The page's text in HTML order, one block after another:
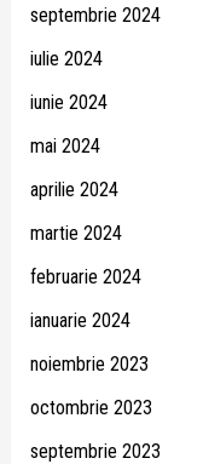
septembrie 2024
iulie 2024
iunie 2024
mai 2024
aprilie 2024
martie 2024
februarie 2024
ianuarie 2024
noiembrie 2023
octombrie 2023
septembrie 2023